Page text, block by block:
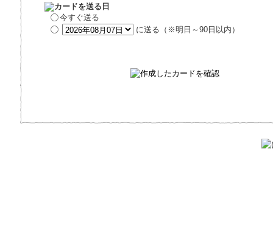
今すぐ送る
に送る（※明日～90日以内）